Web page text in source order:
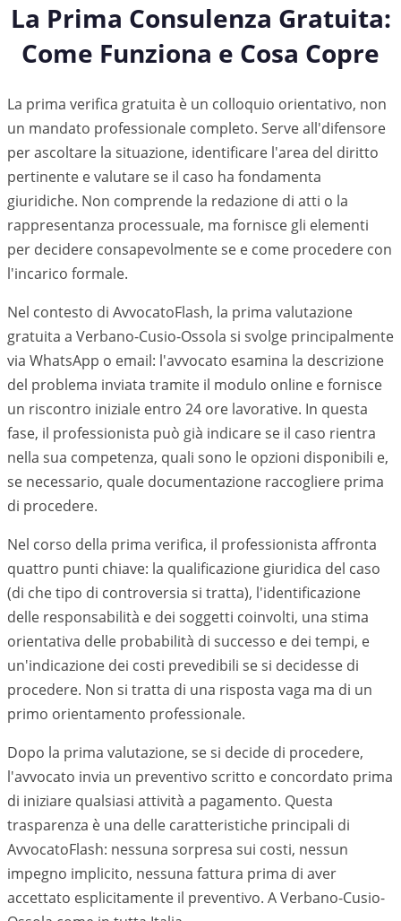
La Prima Consulenza Gratuita:
Come Funziona e Cosa Copre
La prima verifica gratuita è un colloquio orientativo, non
un mandato professionale completo. Serve all'difensore
per ascoltare la situazione, identificare l'area del diritto
pertinente e valutare se il caso ha fondamenta
giuridiche. Non comprende la redazione di atti o la
rappresentanza processuale, ma fornisce gli elementi
per decidere consapevolmente se e come procedere con
l'incarico formale.
Nel contesto di AvvocatoFlash, la prima valutazione
gratuita a Verbano-Cusio-Ossola si svolge principalmente
via WhatsApp o email: l'avvocato esamina la descrizione
del problema inviata tramite il modulo online e fornisce
un riscontro iniziale entro 24 ore lavorative. In questa
fase, il professionista può già indicare se il caso rientra
nella sua competenza, quali sono le opzioni disponibili e,
se necessario, quale documentazione raccogliere prima
di procedere.
Nel corso della prima verifica, il professionista affronta
quattro punti chiave: la qualificazione giuridica del caso
(di che tipo di controversia si tratta), l'identificazione
delle responsabilità e dei soggetti coinvolti, una stima
orientativa delle probabilità di successo e dei tempi, e
un'indicazione dei costi prevedibili se si decidesse di
procedere. Non si tratta di una risposta vaga ma di un
primo orientamento professionale.
Dopo la prima valutazione, se si decide di procedere,
l'avvocato invia un preventivo scritto e concordato prima
di iniziare qualsiasi attività a pagamento. Questa
trasparenza è una delle caratteristiche principali di
AvvocatoFlash: nessuna sorpresa sui costi, nessun
impegno implicito, nessuna fattura prima di aver
accettato esplicitamente il preventivo. AVerbano-Cusio-